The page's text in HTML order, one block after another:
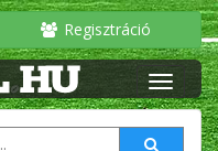
Regisztráció